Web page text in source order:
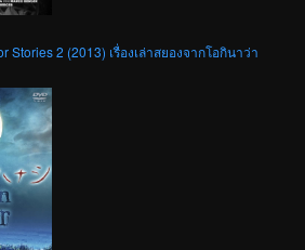
Stories 2 (2013) เรื่องเล่าสยองจากโอกินาว่า